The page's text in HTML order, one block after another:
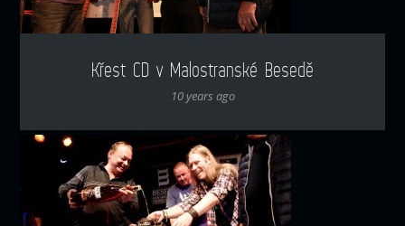
Křest CD v Malostranské Besedě
10 years ago